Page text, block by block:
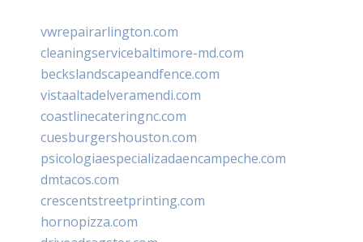
vwrepairarlington.com
cleaningservicebaltimore-md.com
beckslandscapeandfence.com
vistaaltadelveramendi.com
coastlinecateringnc.com
cuesburgershouston.com
psicologiaespecializadaencampeche.com
dmtacos.com
crescentstreetprinting.com
hornopizza.com